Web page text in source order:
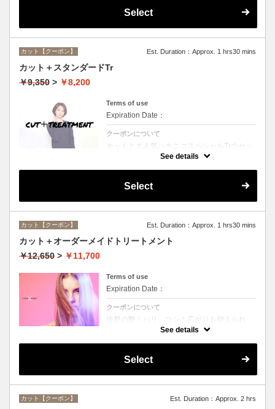
Select
カット【クーポン】 Est. Duration：Approx. 1 hrs30 mins
カット＋スタンダードTr
￥9,350 > ￥8,200
Terms of use
Expiration Date：
クーポンについて
カットと大人気ハホニコスペシャルTrのセッ
トメニュー☆シャンプー、ブロー付。ロング
See details
Select
カット【クーポン】 Est. Duration：Approx. 1 hrs30 mins
カット＋オーダーメイドトリートメント
￥12,650 > ￥11,700
Terms of use
Expiration Date：
クーポンについて
抜群の艶！ハリ、コシ！広がりも抑えられ
る！どんなに傷んだ髪も、鮮やかなハイトー
See details
Select
カット【クーポン】 Est. Duration：Approx. 2 hrs